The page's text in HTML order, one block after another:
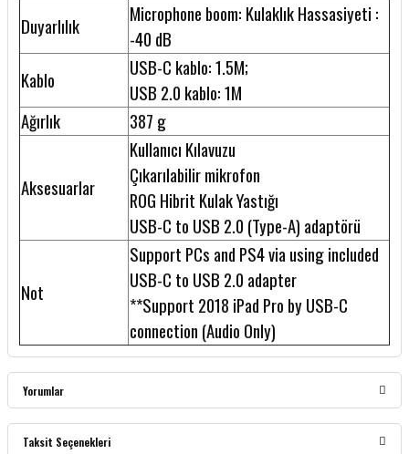
Duyarlılık
Microphone boom: Kulaklık Hassasiyeti :
-40 dB
Kablo
USB-C kablo: 1.5M;
USB 2.0 kablo: 1M
Ağırlık
387 g
Aksesuarlar
Kullanıcı Kılavuzu
Çıkarılabilir mikrofon
ROG Hibrit Kulak Yastığı
USB-C to USB 2.0 (Type-A) adaptörü
Not
Support PCs and PS4 via using included
USB-C to USB 2.0 adapter
**Support 2018 iPad Pro by USB-C
connection (Audio Only)
Yorumlar
Taksit Seçenekleri